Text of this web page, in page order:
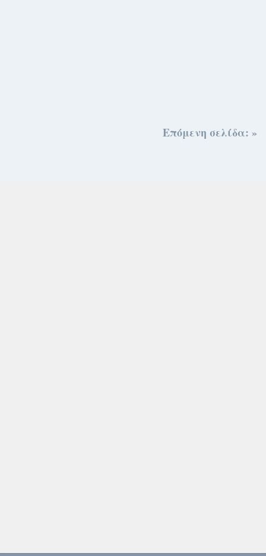
Επόμενη σελίδα: »